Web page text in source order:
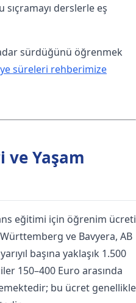
sıçramayı derslerle eş
sürdüğünü öğrenmek
süreleri rehberimize
Yaşam
eğitimi için öğrenim ücreti
ve Bavyera, AB
başına yaklaşık 1.500
150–400 Euro arasında
bu ücret genellikle